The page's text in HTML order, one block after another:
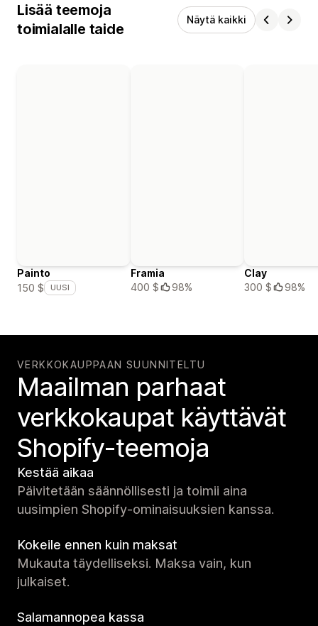
Lisää teemoja
toimialalle taide
Näytä kaikki
Painto
150 $
UUSI
Framia
400 $
98%
Clay
300 $
98%
VERKKOKAUPPAAN SUUNNITELTU
Maailman parhaat
verkko­kaupat käyttävät
Shopify-teemoja
Kestää aikaa
Päivitetään säännöllisesti ja toimii aina
uusimpien Shopify-ominaisuuksien kanssa.
Kokeile ennen kuin maksat
Mukauta täydelliseksi. Maksa vain, kun
julkaiset.
Salamannopea kassa